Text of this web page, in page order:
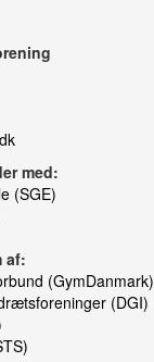
med:
(SGE)
af:
(GymDanmark)
(DGI)